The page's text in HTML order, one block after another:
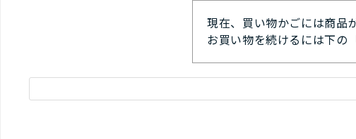
現在、買い物かごには商品
お買い物を続けるには下の